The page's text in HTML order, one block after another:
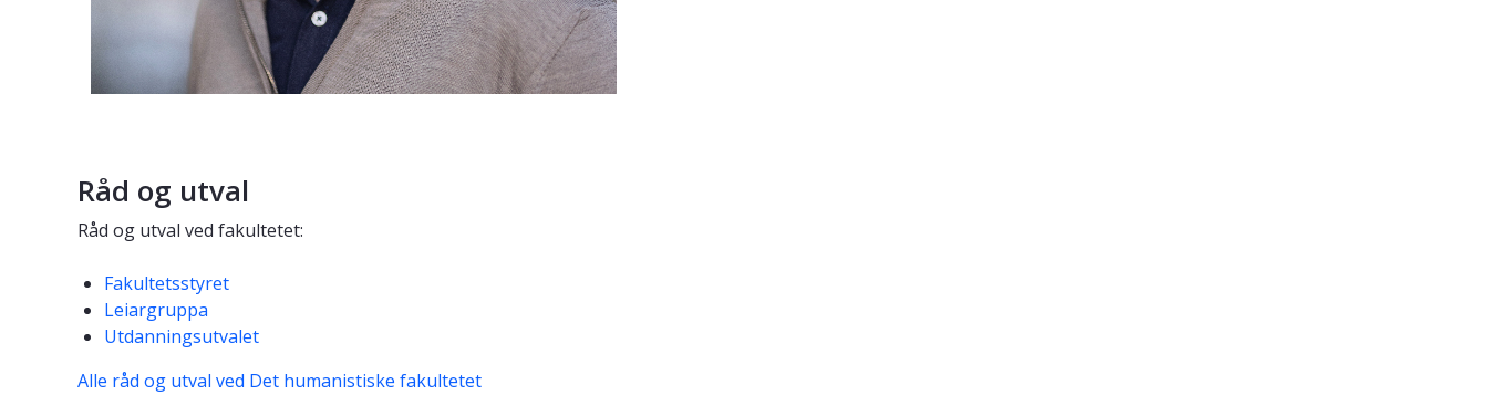
Råd og utval
Råd og utval ved fakultetet:
Fakultetsstyret
Leiargruppa
Utdanningsutvalet
Alle råd og utval ved Det humanistiske fakultetet